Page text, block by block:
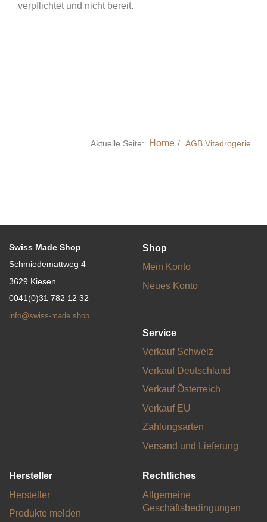
verpflichtet und nicht bereit.
Aktuelle Seite: Home AGB Vitadrogerie
Swiss Made Shop
Schmiedemattweg 4
3629 Kiesen
0041(0)31 782 12 32
info@swiss-made.shop
Shop
Mein Konto
Neues Konto
Service
Verkauf Schweiz
Verkauf Deutschland
Verkauf Österreich
Verkauf EU
Zahlungsarten
Versand und Lieferung
Hersteller
Hersteller
Produkte melden
Rechtliches
Allgemeine
Geschäftsbedingungen